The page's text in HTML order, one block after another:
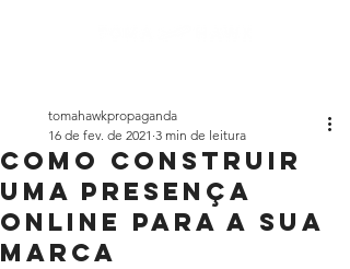
como construir
uma presença
online para a sua
marca
tomahawkpropaganda
16 de fev. de 2021 3 min de leitura